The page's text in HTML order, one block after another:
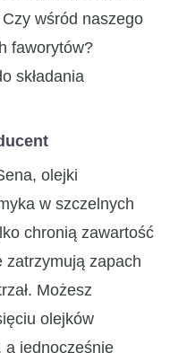
wśród naszego
faworytów?
składania
olejki
w szczelnych
chronią zawartość
zatrzymują zapach
Możesz
olejków
a jednocześnie